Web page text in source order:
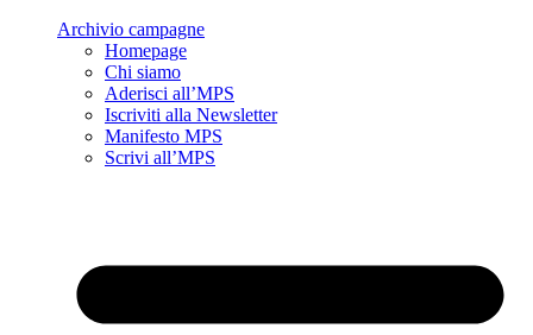
Archivio campagne
Homepage
Chi siamo
Aderisci all’MPS
Iscriviti alla Newsletter
Manifesto MPS
Scrivi all’MPS